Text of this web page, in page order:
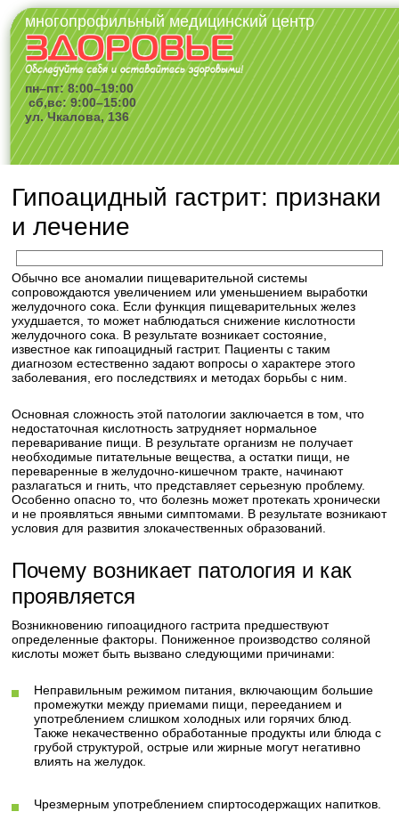
многопрофильный медицинский центр
пн–пт: 8:00–19:00
сб,вс: 9:00–15:00
ул. Чкалова, 136
Гипоацидный гастрит: признаки
и лечение
Обычно все аномалии пищеварительной системы
сопровождаются увеличением или уменьшением выработки
желудочного сока. Если функция пищеварительных желез
ухудшается, то может наблюдаться снижение кислотности
желудочного сока. В результате возникает состояние,
известное как гипоацидный гастрит. Пациенты с таким
диагнозом естественно задают вопросы о характере этого
заболевания, его последствиях и методах борьбы с ним.
Основная сложность этой патологии заключается в том, что
недостаточная кислотность затрудняет нормальное
переваривание пищи. В результате организм не получает
необходимые питательные вещества, а остатки пищи, не
переваренные в желудочно-кишечном тракте, начинают
разлагаться и гнить, что представляет серьезную проблему.
Особенно опасно то, что болезнь может протекать хронически
и не проявляться явными симптомами. В результате возникают
условия для развития злокачественных образований.
Почему возникает патология и как
проявляется
Возникновению гипоацидного гастрита предшествуют
определенные факторы. Пониженное производство соляной
кислоты может быть вызвано следующими причинами:
Неправильным режимом питания, включающим большие
промежутки между приемами пищи, перееданием и
употреблением слишком холодных или горячих блюд.
Также некачественно обработанные продукты или блюда с
грубой структурой, острые или жирные могут негативно
влиять на желудок.
Чрезмерным употреблением спиртосодержащих напитков.